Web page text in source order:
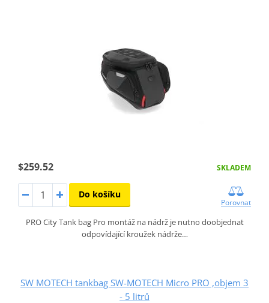
$259.52 SKLADEM
Do košíku
Porovnat
PRO City Tank bag Pro montáž na nádrž je nutno doobjednat
odpovídající kroužek nádrže…
SW MOTECH tankbag SW-MOTECH Micro PRO ,objem 3
- 5 litrů